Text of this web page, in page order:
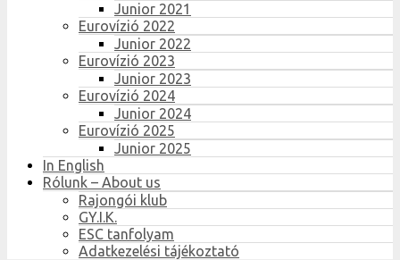
Junior 2021
Eurovízió 2022
Junior 2022
Eurovízió 2023
Junior 2023
Eurovízió 2024
Junior 2024
Eurovízió 2025
Junior 2025
In English
Rólunk – About us
Rajongói klub
GY.I.K.
ESC tanfolyam
Adatkezelési tájékoztató